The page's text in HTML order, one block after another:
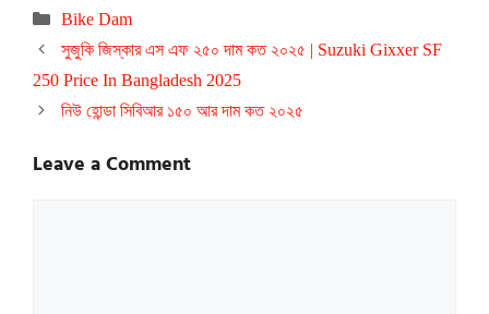
Categories
Bike Dam
সুজুকি জিস্কার এস এফ ২৫০ দাম কত ২০২৫ | Suzuki Gixxer SF
250 Price In Bangladesh 2025
নিউ হোন্ডা সিবিআর ১৫০ আর দাম কত ২০২৫
Leave a Comment